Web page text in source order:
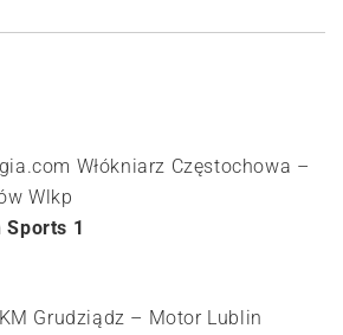
Włókniarz Częstochowa –
Wlkp
Sports 1
Grudziądz – Motor Lublin